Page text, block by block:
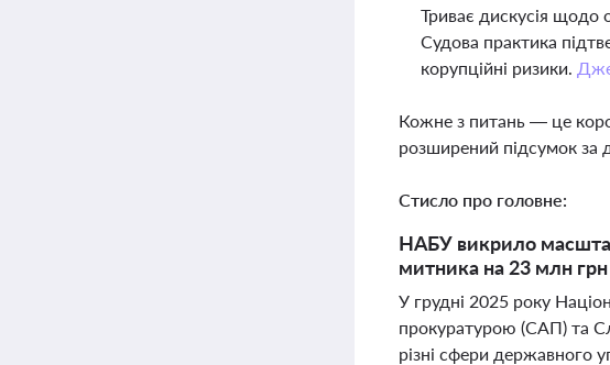
Триває дискусія щодо
Судова практика
корупційні ризики.
Кожне з питань — це
розширений підсумок за
Стисло про головне:
НАБУ викрило
митника на 23 млн
У грудні 2025 року
прокуратурою (САП) та
різні сфери державного